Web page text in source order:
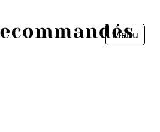
Menu
Fermer